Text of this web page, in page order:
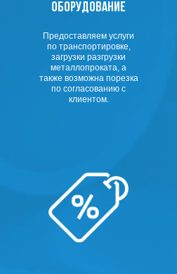
ОБОРУДОВАНИЕ
Предоставляем услуги
по транспортировке,
загрузки разгрузки
металлопроката, а
также возможна порезка
по согласованию с
клиентом.